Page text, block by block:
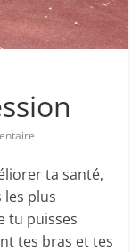
ta santé,
les plus
tu puisses
tes bras et tes